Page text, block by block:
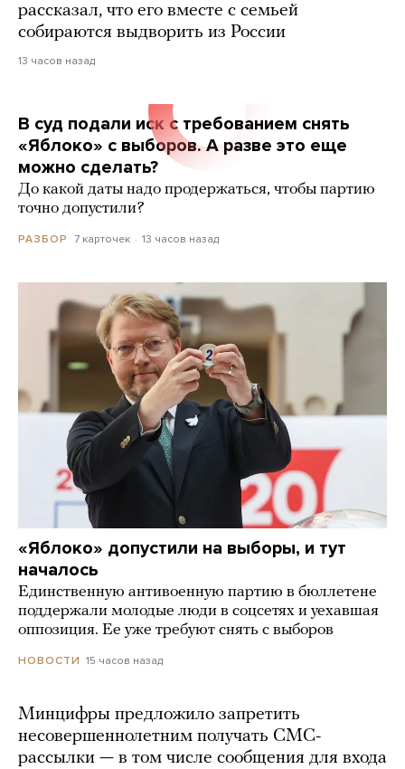
рассказал, что его вместе с семьей
собираются выдворить из России
13 часов назад
В суд подали иск с требованием снять
«Яблоко» с выборов. А разве это еще
можно сделать?
До какой даты надо продержаться, чтобы партию
точно допустили?
РАЗБОР 7 карточек 13 часов назад
«Яблоко» допустили на выборы, и тут
началось
Единственную антивоенную партию в бюллетене
поддержали молодые люди в соцсетях и уехавшая
оппозиция. Ее уже требуют снять с выборов
НОВОСТИ 15 часов назад
Минцифры предложило запретить
несовершеннолетним получать СМС-
рассылки — в том числе сообщения для входа